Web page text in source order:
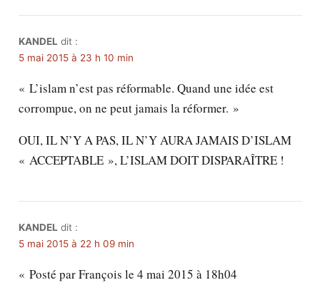
KANDEL dit :
5 mai 2015 à 23 h 10 min
« L’islam n’est pas réformable. Quand une idée est
corrompue, on ne peut jamais la réformer. »
OUI, IL N’Y A PAS, IL N’Y AURA JAMAIS D’ISLAM
« ACCEPTABLE », L’ISLAM DOIT DISPARAÎTRE !
KANDEL dit :
5 mai 2015 à 22 h 09 min
« Posté par François le 4 mai 2015 à 18h04